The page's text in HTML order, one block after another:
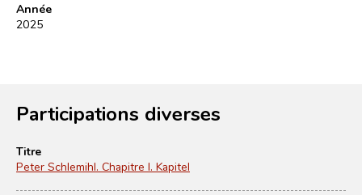
Année
2025
Participations diverses
Titre
Peter Schlemihl. Chapitre I. Kapitel